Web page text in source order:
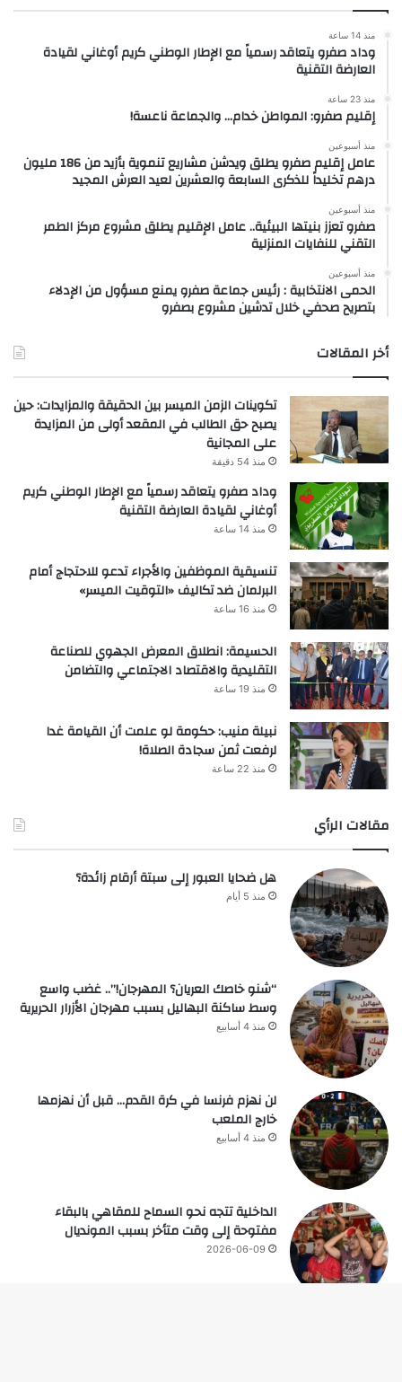
منذ 14 ساعة
وداد صفرو يتعاقد رسمياً مع الإطار الوطني كريم أوغاني لقيادة
العارضة التقنية
منذ 23 ساعة
إقليم صفرو: المواطن خدام… والجماعة ناعسة!
منذ أسبوعين
عامل إقليم صفرو يطلق ويدشن مشاريع تنموية بأزيد من 186 مليون
درهم تخليداً للذكرى السابعة والعشرين لعيد العرش المجيد
منذ أسبوعين
صفرو تعزز بنيتها البيئية.. عامل الإقليم يطلق مشروع مركز الطمر
التقني للنفايات المنزلية
منذ أسبوعين
الحمى الانتخابية : رئيس جماعة صفرو يمنع مسؤول من الإدلاء
بتصريح صحفي خلال تدشين مشروع بصفرو
أخر المقالات
تكوينات الزمن الميسر بين الحقيقة والمزايدات: حين
يصبح حق الطالب في المقعد أولى من المزايدة
على المجانية
منذ 54 دقيقة
وداد صفرو يتعاقد رسمياً مع الإطار الوطني كريم
أوغاني لقيادة العارضة التقنية
منذ 14 ساعة
تنسيقية الموظفين والأجراء تدعو للاحتجاج أمام
البرلمان ضد تكاليف «التوقيت الميسر»
منذ 16 ساعة
الحسيمة: انطلاق المعرض الجهوي للصناعة
التقليدية والاقتصاد الاجتماعي والتضامن
منذ 19 ساعة
نبيلة منيب: حكومة لو علمت أن القيامة غدا
لرفعت ثمن سجادة الصلاة!
منذ 22 ساعة
مقالات الرأي
هل ضحايا العبور إلى سبتة أرقام زائدة؟
منذ 5 أيام
“شنو خاصك العريان؟ المهرجان!”.. غضب واسع
وسط ساكنة البهاليل بسبب مهرجان الأزرار الحريرية
منذ 4 أسابيع
لن نهزم فرنسا في كرة القدم… قبل أن نهزمها
خارج الملعب
منذ 4 أسابيع
الداخلية تتجه نحو السماح للمقاهي بالبقاء
مفتوحة إلى وقت متأخر بسبب المونديال
2026-06-09